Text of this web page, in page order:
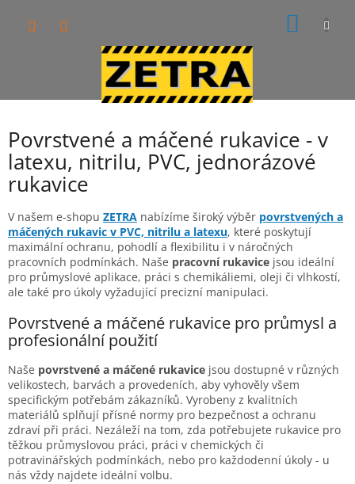
Povrstvené a máčené rukavice - v
latexu, nitrilu, PVC, jednorázové
rukavice
V našem e-shopu ZETRA nabízíme široký výběr povrstvených a
máčených rukavic v PVC, nitrilu a latexu, které poskytují
maximální ochranu, pohodlí a flexibilitu i v náročných
pracovních podmínkách. Naše pracovní rukavice jsou ideální
pro průmyslové aplikace, práci s chemikáliemi, oleji či vlhkostí,
ale také pro úkoly vyžadující precizní manipulaci.
Povrstvené a máčené rukavice pro průmysl a
profesionální použití
Naše povrstvené a máčené rukavice jsou dostupné v různých
velikostech, barvách a provedeních, aby vyhověly všem
specifickým potřebám zákazníků. Vyrobeny z kvalitních
materiálů splňují přísné normy pro bezpečnost a ochranu
zdraví při práci. Nezáleží na tom, zda potřebujete rukavice pro
těžkou průmyslovou práci, práci v chemických či
potravinářských podmínkách, nebo pro každodenní úkoly - u
nás vždy najdete ideální volbu.